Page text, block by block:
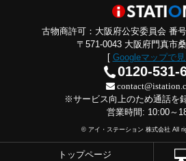
古物商許可：大阪府公安委員会 番
〒571-0043 大阪府門真市
[ Googleマップで
0120-531-
※サービス向上のため通話を
営業時間: 10:00～
© アイ・ステーション 株式会社 All
トップページ